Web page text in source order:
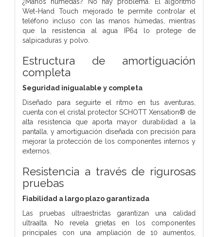
Wet-Hand Touch mejorado te permite controlar el
teléfono incluso con las manos húmedas, mientras
que la resistencia al agua IP64 lo protege de
salpicaduras y polvo.
Estructura de amortiguación
completa
Seguridad inigualable y completa
Diseñado para seguirte el ritmo en tus aventuras,
cuenta con el cristal protector SCHOTT Xensation® de
alta resistencia que aporta mayor durabilidad a la
pantalla,y amortiguación diseñada con precisión para
mejorar la protección de los componentes internos y
externos.
Resistencia a través de rigurosas
pruebas
Fiabilidad a largo plazo garantizada
Las pruebas ultraestrictas garantizan una calidad
ultraalta. No revela grietas en los componentes
principales con una ampliación de 10 aumentos,